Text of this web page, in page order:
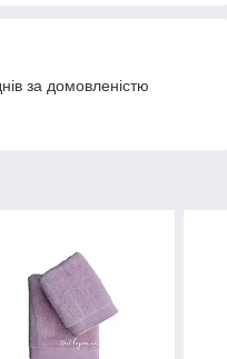
за домовленістю